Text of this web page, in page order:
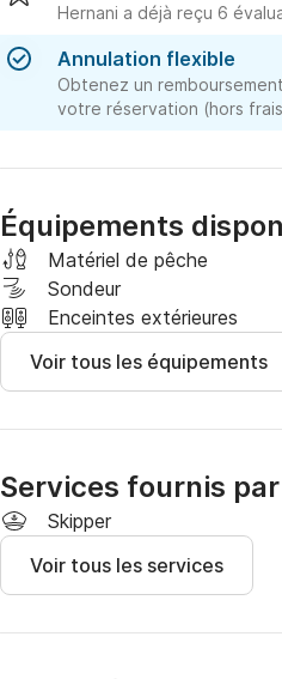
Hernani a déjà reçu 6
Annulation flexible
Obtenez un
votre réservation (hors
Équipements
Matériel de pêche
Sondeur
Enceintes extérieures
Voir tous les équipements
Services fournis
Skipper
Voir tous les services